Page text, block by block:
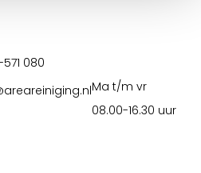
571 080
Ma t/m vr
08.00-16.30 uur